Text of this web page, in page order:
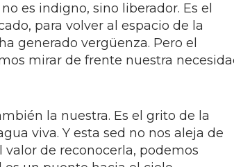
es indigno, sino liberador. Es el
para volver al espacio de la
generado vergüenza. Pero el
mirar de frente nuestra
la nuestra. Es el grito de la
viva. Y esta sed no nos aleja de
valor de reconocerla, podemos